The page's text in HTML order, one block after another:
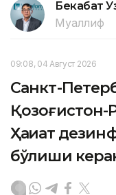
Бекабат
Муаллиф
09:08, 04 Август 2026
Санкт-
Ҳақиқат
бўлиши